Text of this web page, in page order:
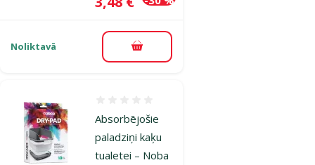
Noliktavā Pievienot grozam
Absorbējošie
paladziņi kaķu
tualetei – Noba